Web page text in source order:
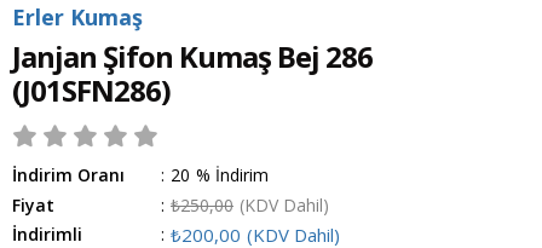
Erler Kumaş
Janjan Şifon Kumaş Bej 286
(J01SFN286)
İndirim Oranı : %
20
İndirim
Fiyat
: ₺250,00 (KDV Dahil)
İndirimli
: ₺200,00 (KDV Dahil)